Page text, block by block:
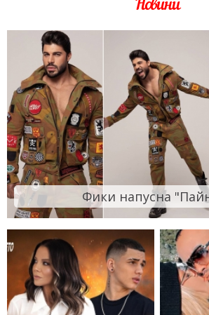
Новини
Фики напусна